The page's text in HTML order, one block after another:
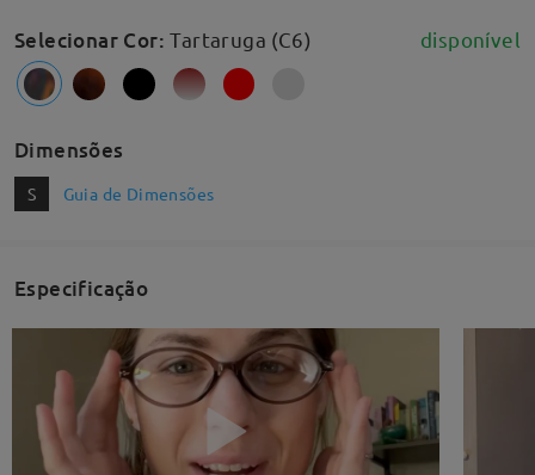
Selecionar Cor:Tartaruga (C6) disponível
Dimensões
S Guia de Dimensões
Especificação